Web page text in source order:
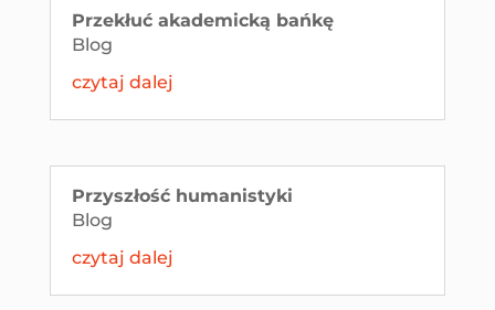
Przekłuć akademicką bańkę
Blog
czytaj dalej
Przyszłość humanistyki
Blog
czytaj dalej